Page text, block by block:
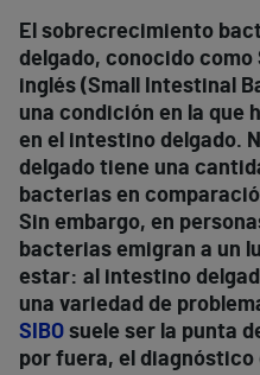
El sobrecrecimiento
delgado, conocido como
inglés (Small Intestinal
una condición en la que
en el intestino delgado.
delgado tiene una
bacterias en
Sin embargo, en
bacterias emigran a un
estar: al intestino
una variedad de
SIBO suele ser la punta
por fuera, el